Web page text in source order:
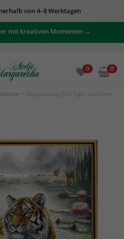
Angeboten
mit kreativen Momenten →
0 0
> Stickpackung Bild Tiger zwischen